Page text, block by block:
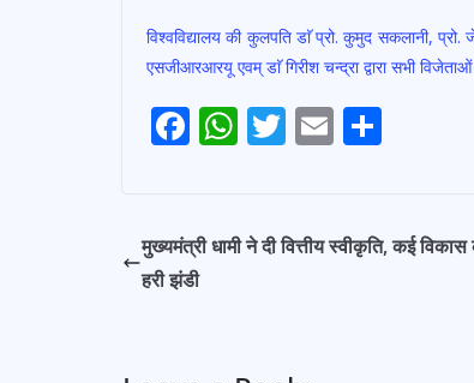
विश्वविद्यालय की कुलपति डाॅ प्रो. कुमुद सकलानी,
एसजीआरआरयू एवम् डाॅ गिरीश चन्द्रा द्वारा सभी विजेताओं
Post
F
b
o
W
s
T
er
E
l e
मुख्यमंत्री धामी ने दी वित्तीय स्वीकृति, कई विकास
हरी झंडी